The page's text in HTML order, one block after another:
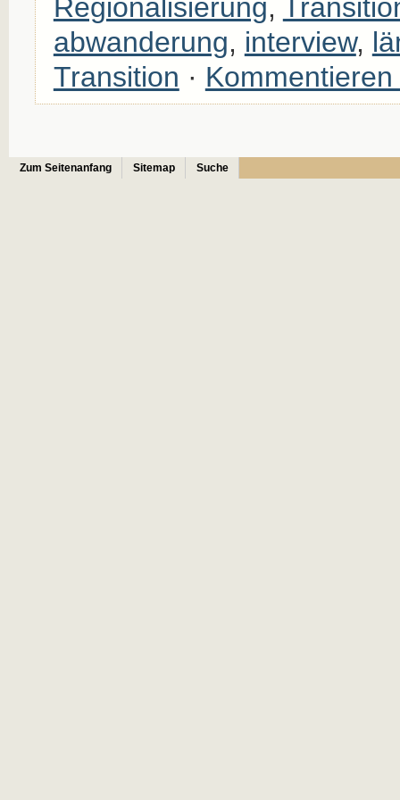
Regionalisierung,
abwanderung, interview,
Transition · Kommentieren
Zum Seitenanfang Sitemap Suche